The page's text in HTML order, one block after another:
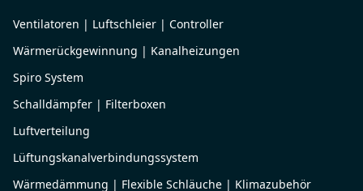
Ventilatoren | Luftschleier | Controller
Wärmerückgewinnung | Kanalheizungen
Spiro System
Schalldämpfer | Filterboxen
Luftverteilung
Lüftungskanalverbindungssystem
Wärmedämmung | Flexible Schläuche | Klimazubehör